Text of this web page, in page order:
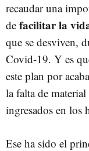
recaudar una
de facilitar la
que se desviven,
Covid-19. Y es
este plan por
la falta de
ingresados en los
Ese ha sido el